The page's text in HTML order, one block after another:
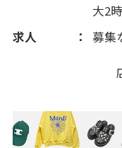
大2
求人
募集